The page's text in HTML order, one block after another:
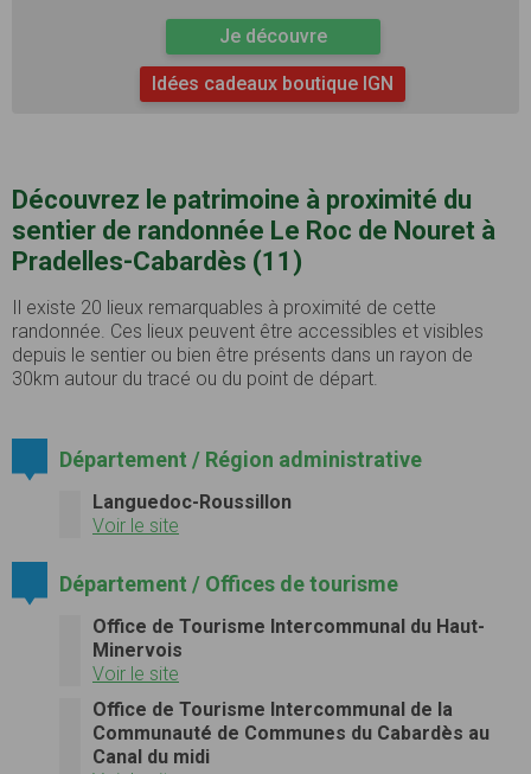
Je découvre
Idées cadeaux boutique IGN
Découvrez le patrimoine à proximité du
sentier de randonnée Le Roc de Nouret à
Pradelles-Cabardès (11)
Il existe 20 lieux remarquables à proximité de cette
randonnée. Ces lieux peuvent être accessibles et visibles
depuis le sentier ou bien être présents dans un rayon de
30km autour du tracé ou du point de départ.
Département / Région administrative
Languedoc-Roussillon
Voir le site
Département / Offices de tourisme
Office de Tourisme Intercommunal du Haut-
Minervois
Voir le site
Office de Tourisme Intercommunal de la
Communauté de Communes du Cabardès au
Canal du midi